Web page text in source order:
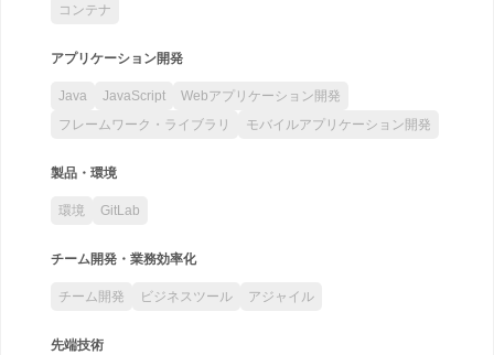
コンテナ
アプリケーション開発
Java JavaScript
Webアプリケーション開発
フレームワーク・ライブラリ
モバイルアプリケーション開発
製品・環境
環境 GitLab
チーム開発・業務効率化
チーム開発 ビジネスツール アジャイル
先端技術